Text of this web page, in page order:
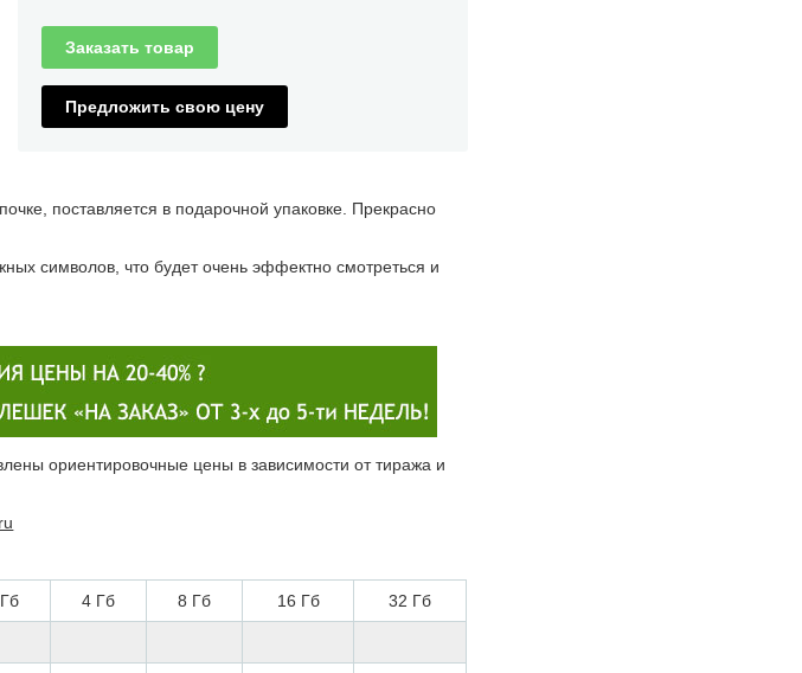
Заказать товар
Предложить свою цену
поставляется в подарочной упаковке. Прекрасно
символов, что будет очень эффектно смотреться и
ориентировочные цены в зависимости от тиража и
4 Гб 8 Гб 16 Гб 32 Гб